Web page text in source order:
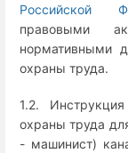
Российской
правовыми
нормативными
охраны труда.
1.2.
охраны труда
- машинист)